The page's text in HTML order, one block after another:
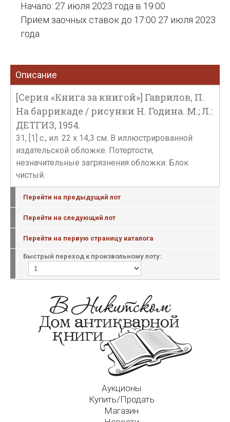
Начало: 27 июля 2023 года в 19:00
Прием заочных ставок до 17:00 27 июля 2023
года
Описание
[Серия «Книга за книгой»] Гаврилов, П.
На баррикаде / рисунки Н. Година. М.; Л.:
ДЕТГИЗ, 1954.
31, [1] с., ил. 22 х 14,3 см. В иллюстрированной
издательской обложке. Потертости,
незначительные загрязнения обложки. Блок
чистый.
Перейти на предыдущий лот
Перейти на следующий лот
Перейти на первую страницу каталога
Быстрый переход к произвольному лоту:
Аукционы
Купить/Продать
Магазин